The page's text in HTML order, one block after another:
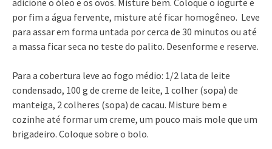
por fim a água fervente, misture até ficar homogêneo. Leve
para assar em forma untada por cerca de 30 minutos ou até
a massa ficar seca no teste do palito. Desenforme e reserve.
Para a cobertura leve ao fogo médio: 1/2 lata de leite
condensado, 100 g de creme de leite, 1 colher (sopa) de
manteiga, 2 colheres (sopa) de cacau. Misture bem e
cozinhe até formar um creme, um pouco mais mole que um
brigadeiro. Coloque sobre o bolo.